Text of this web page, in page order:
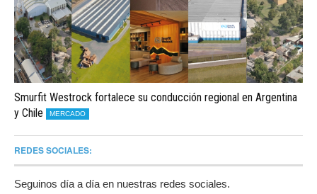
Smurfit Westrock fortalece su conducción regional en Argentina
y Chile
MERCADO
REDES SOCIALES:
Seguinos día a día en nuestras redes sociales.